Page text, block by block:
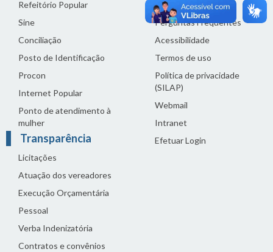
Refeitório Popular
Sine
Conciliação
Posto de Identificação
Procon
Internet Popular
Ponto de atendimento à
mulher
Transparência
Licitações
Atuação dos vereadores
Execução Orçamentária
Pessoal
Verba Indenizatória
Contratos e convênios
Fale com a Câmara
Perguntas Frequentes
Acessibilidade
Termos de uso
Política de privacidade
(SILAP)
Webmail
Intranet
Efetuar Login